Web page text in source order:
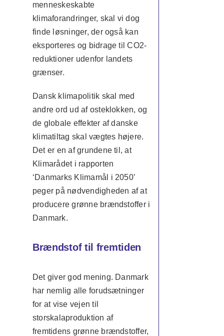
menneskeskabte
klimaforandringer, skal vi dog
finde løsninger, der også kan
eksporteres og bidrage til CO2-
reduktioner udenfor landets
grænser.
Dansk klimapolitik skal med
andre ord ud af osteklokken, og
de globale effekter af danske
klimatiltag skal vægtes højere.
Det er en af grundene til, at
Klimarådet i rapporten
‘Danmarks Klimamål i 2050’
peger på nødvendigheden af at
producere grønne brændstoffer i
Danmark.
Brændstof til fremtiden
Det giver god mening. Danmark
har nemlig alle forudsætninger
for at vise vejen til
storskalaproduktion af
fremtidens grønne brændstoffer,